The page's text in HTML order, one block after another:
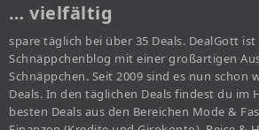
… vielfältig
spare täglich bei über 35 Deals. DealGott ist
Schnäppchenblog mit einer großartigen
Schnäppchen. Seit 2009 sind es nun schon
Deals. In den täglichen Deals findest du im
besten Deals aus den Bereichen Mode &